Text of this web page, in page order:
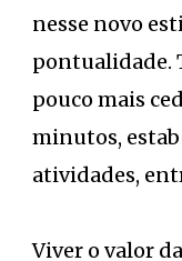
nesse novo
pontualidade.
pouco mais
minutos,
atividades,
Viver o valor